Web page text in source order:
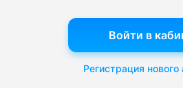
Войти в
Регистрация нового